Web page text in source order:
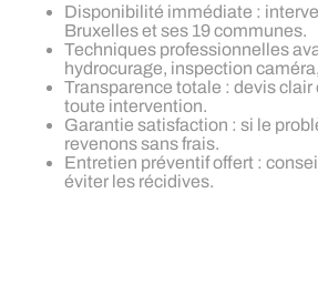
Disponibilité immédiate :
Bruxelles et ses 19 communes.
Techniques professionnelles
hydrocurage, inspection
Transparence totale : devis
toute intervention.
Garantie satisfaction : si le
revenons sans frais.
Entretien préventif offert :
éviter les récidives.